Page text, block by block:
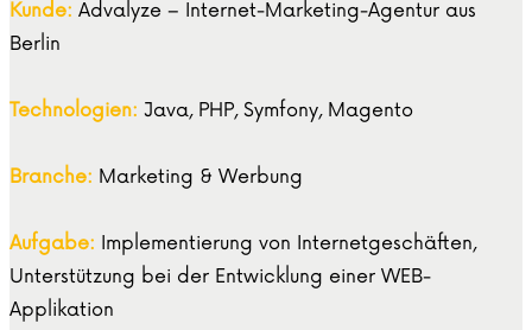
Kunde: Advalyze – Internet-Marketing-Agentur aus
Berlin
Technologien: Java, PHP, Symfony, Magento
Branche: Marketing & Werbung
Aufgabe: Implementierung von Internetgeschäften,
Unterstützung bei der Entwicklung einer WEB-
Applikation